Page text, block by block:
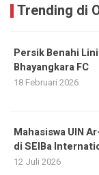
Trending di
Persik Benahi
Bhayangkara FC
18 Februari 2026
Mahasiswa UIN
di SEIBa
12 Juli 2026